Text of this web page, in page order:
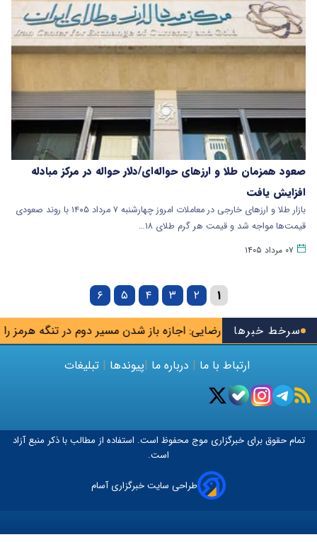
سرخط خبرها
محسن رضایی: اجازه باز شدن مسیر دوم در تنگه هرمز را
صعود همزمان طلا و ارزهای حواله‌ای/دلار حواله در مرکز مبادله
افزایش یافت
بازار طلا و ارزهای خارجی در معاملات امروز چهارشنبه ۷ مرداد ۱۴۰۵ با روند صعودی
قیمت‌ها مواجه شد و قیمت هر گرم طلای ۱۸…
۰۷ مرداد ۱۴۰۵
۱ ۲ ۳ ۴ ۵ ۶
ارتباط با ما | درباره ما |پیوندها | تبلیغات
تمام حقوق برای خبرگزاری موج محفوظ است. استفاده از مطالب با ذکر منبع آزاد
است.
طراحی سایت خبرگزاری آسام